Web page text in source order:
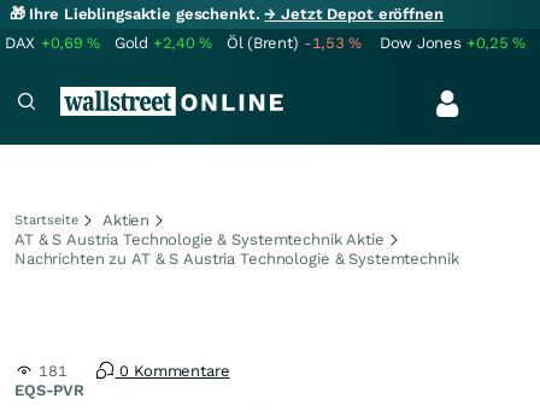
🎁 Ihre Lieblingsaktie geschenkt.→ Jetzt Depot eröffnen
DAX +0,69% Gold +2,40% Öl (Brent) -1,53% Dow Jones +0,25%
Startseite
Aktien
AT & S Austria Technologie & Systemtechnik Aktie
Nachrichten zu AT & S Austria Technologie & Systemtechnik
EQS-PVR
181 0 Kommentare